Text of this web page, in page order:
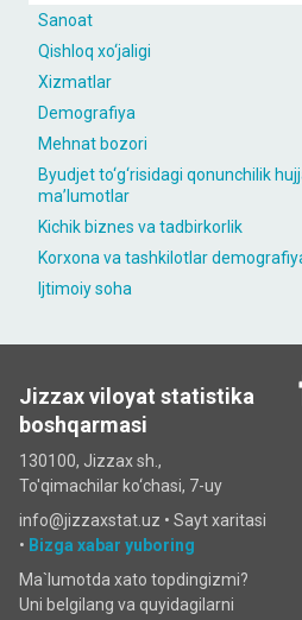
Sanoat
Qishloq xo‘jaligi
Xizmatlar
Demografiya
Mehnat bozori
Byudjet to‘g‘risidagi qonunchilik
maʼlumotlar
Kichik biznes va tadbirkorlik
Korxona va tashkilotlar
Ijtimoiy soha
Jizzax viloyat statistika
boshqarmasi
130100, Jizzax sh.,
To'qimachilar ko‘chаsi, 7-uy
info@jizzaxstat.uz • Sayt xaritasi
• Bizga xabar yuboring
Ma`lumotda xato topdingizmi?
Uni belgilang va quyidagilarni